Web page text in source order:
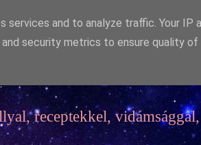
receptekkel,
and to analyze traffic. Your IP
security metrics to ensure quality of